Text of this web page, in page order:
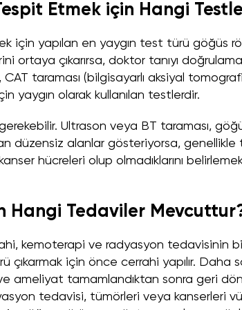
Etmek için Hangi
için yapılan en yaygın test türü göğüs
ortaya çıkarırsa, doktor tanıyı
taraması (bilgisayarlı aksiyal
yaygın olarak kullanılan testlerdir.
Ultrason veya BT taraması,
düzensiz alanlar gösteriyorsa,
hücreleri olup olmadıklarını
Hangi Tedaviler
kemoterapi ve radyasyon tedavisinin
çıkarmak için önce cerrahi yapılır. Daha
ameliyat tamamlandıktan sonra geri
tedavisi, tümörleri veya kanserleri